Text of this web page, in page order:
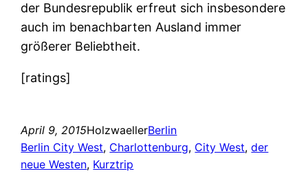
der Bundesrepublik erfreut sich insbesondere
auch im benachbarten Ausland immer
größerer Beliebtheit.
[ratings]
April 9, 2015HolzwaellerBerlin
Berlin City West, Charlottenburg, City West, der
neue Westen, Kurztrip